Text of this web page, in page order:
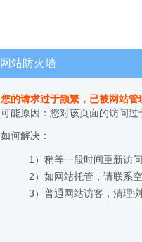
网站防火墙
您的请求过于频繁，已被网站管
可能原因：您对该页面的访问过
如何解决：
1）稍等一段时间重新访问
2）如网站托管，请联系
3）普通网站访客，清理